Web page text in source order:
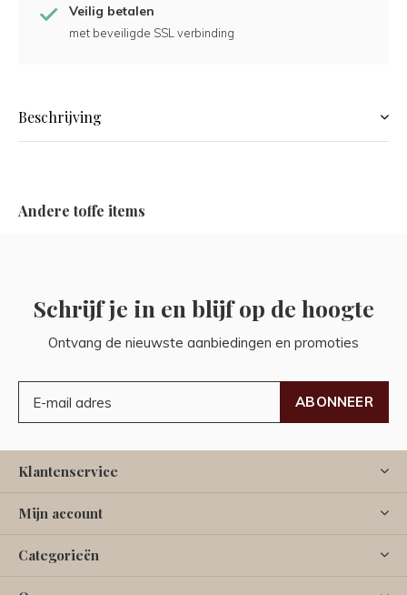
Veilig betalen
met beveiligde SSL verbinding
Beschrijving
Andere toffe items
Schrijf je in en blijf op de hoogte
Ontvang de nieuwste aanbiedingen en promoties
ABONNEER
Klantenservice
Mijn account
Categorieën